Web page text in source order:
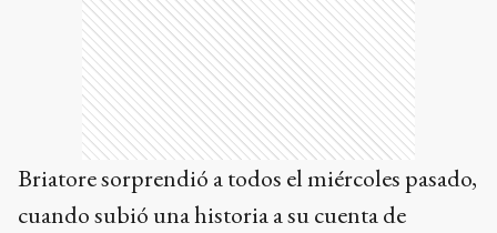
Briatore sorprendió a todos el miércoles pasado,
cuando subió una historia a su cuenta de